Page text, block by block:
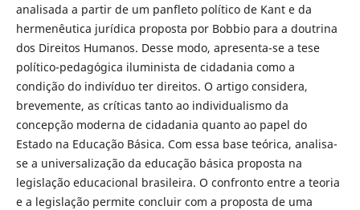
analisada a partir de um panfleto político de Kant e da
hermenêutica jurídica proposta por Bobbio para a doutrina
dos Direitos Humanos. Desse modo, apresenta-se a tese
político-pedagógica iluminista de cidadania como a
condição do indivíduo ter direitos. O artigo considera,
brevemente, as críticas tanto ao individualismo da
concepção moderna de cidadania quanto ao papel do
Estado na Educação Básica. Com essa base teórica, analisa-
se a universalização da educação básica proposta na
legislação educacional brasileira. O confronto entre a teoria
e a legislação permite concluir com a proposta de uma